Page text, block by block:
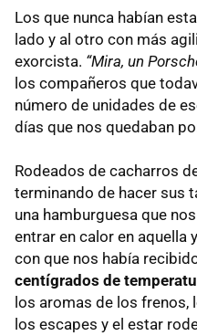
Los que nunca habían
lado y al otro con más
exorcista. “Mira, un
los compañeros que
número de unidades de
días que nos quedaban
Rodeados de cacharros
terminando de hacer sus
una hamburguesa que
entrar en calor en aquella
con que nos había
centígrados de
los aromas de los frenos,
los escapes y el estar